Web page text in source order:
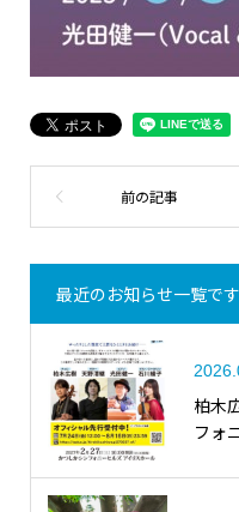
最近のお知らせ一覧で
柏木
フォ